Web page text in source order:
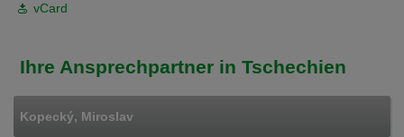
vCard
Ihre Ansprechpartner in Tschechien
Kopecký, Miroslav